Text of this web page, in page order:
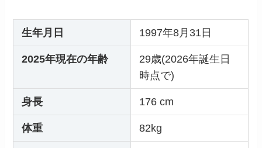
生年月日 1997年8月31日
2025年現在の年齢
29歳(2026年誕生日
時点で)
身長 176 cm
体重 82kg